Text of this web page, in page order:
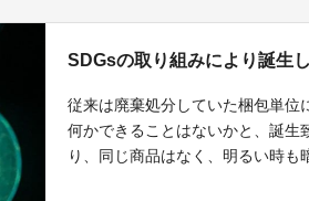
SDGsの取り組みにより誕生
従来は廃棄処分していた梱包単位
何かできることはないかと、誕生
り、同じ商品はなく、明るい時